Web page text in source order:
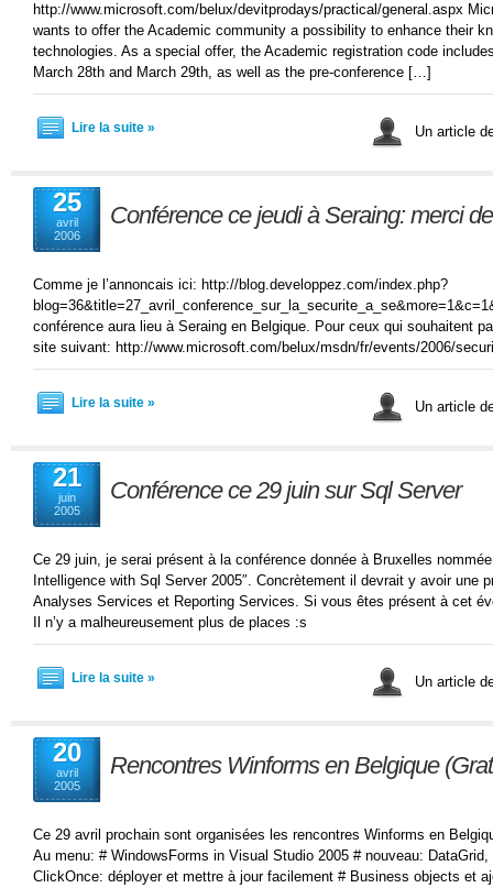
http://www.microsoft.com/belux/devitprodays/practical/general.aspx
wants to offer the Academic community a possibility to enhance their
technologies. As a special offer, the Academic registration code
March 28th and March 29th, as well as the pre-conference […]
Lire la suite » Un article
25
avril
2006
Conférence ce jeudi à Seraing: merci
Comme je l’annoncais ici: http://blog.developpez.com/index.php?
conférence aura lieu à Seraing en Belgique. Pour ceux qui souhaitent
site suivant: http://www.microsoft.com/belux/msdn/fr/events/2006/
Lire la suite » Un article
21
juin
2005
Conférence ce 29 juin sur Sql Server
Ce 29 juin, je serai présent à la conférence donnée à Bruxelles
Intelligence with Sql Server 2005″. Concrètement il devrait y avoir une
Analyses Services et Reporting Services. Si vous êtes présent à cet
Il n’y a malheureusement plus de places :s
Lire la suite » Un article
20
avril
2005
Rencontres Winforms en Belgique
Ce 29 avril prochain sont organisées les rencontres Winforms en
Au menu: # WindowsForms in Visual Studio 2005 # nouveau:
ClickOnce: déployer et mettre à jour facilement # Business objects et